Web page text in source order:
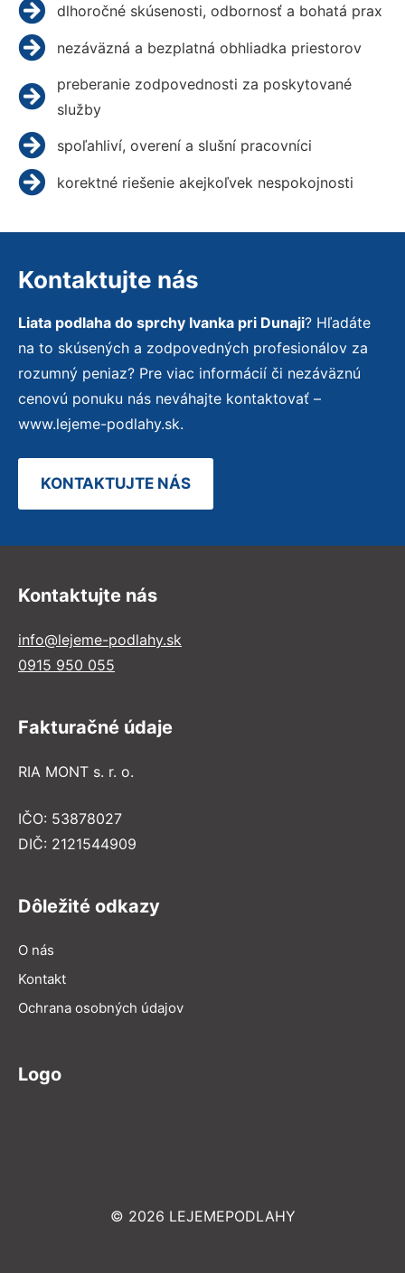
dlhoročné skúsenosti, odbornosť a bohatá prax
nezáväzná a bezplatná obhliadka priestorov
preberanie zodpovednosti za poskytované
služby
spoľahliví, overení a slušní pracovníci
korektné riešenie akejkoľvek nespokojnosti
Kontaktujte nás
Liata podlaha do sprchy Ivanka pri Dunaji? Hľadáte
na to skúsených a zodpovedných profesionálov za
rozumný peniaz? Pre viac informácií či nezáväznú
cenovú ponuku nás neváhajte kontaktovať –
www.lejeme-podlahy.sk.
KONTAKTUJTE NÁS
Kontaktujte nás
info@lejeme-podlahy.sk
0915 950 055
Fakturačné údaje
RIA MONT s. r. o.
IČO: 53878027
DIČ: 2121544909
Dôležité odkazy
O nás
Kontakt
Ochrana osobných údajov
Logo
© 2026 LEJEMEPODLAHY